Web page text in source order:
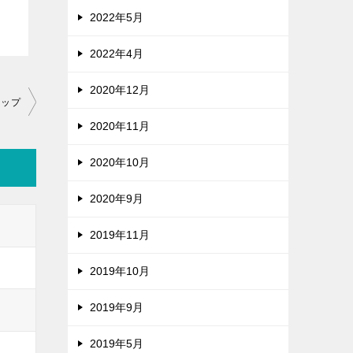
プ
2022年5月
2022年4月
2020年12月
2020年11月
2020年10月
2020年9月
2019年11月
2019年10月
2019年9月
2019年5月